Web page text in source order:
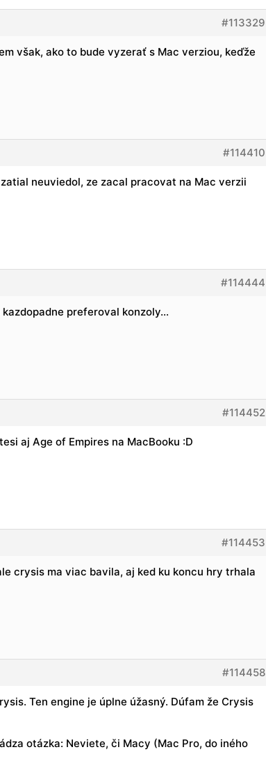
#113329
však, ako to bude vyzerať s Mac verziou, keďže
#114410
neuviedol, ze zacal pracovat na Mac verzii
#114444
preferoval konzoly…
#114452
aj Age of Empires na MacBooku :D
#114453
crysis ma viac bavila, aj ked ku koncu hry trhala
#114458
Ten engine je úplne úžasný. Dúfam že Crysis
otázka: Neviete, či Macy (Mac Pro, do iného